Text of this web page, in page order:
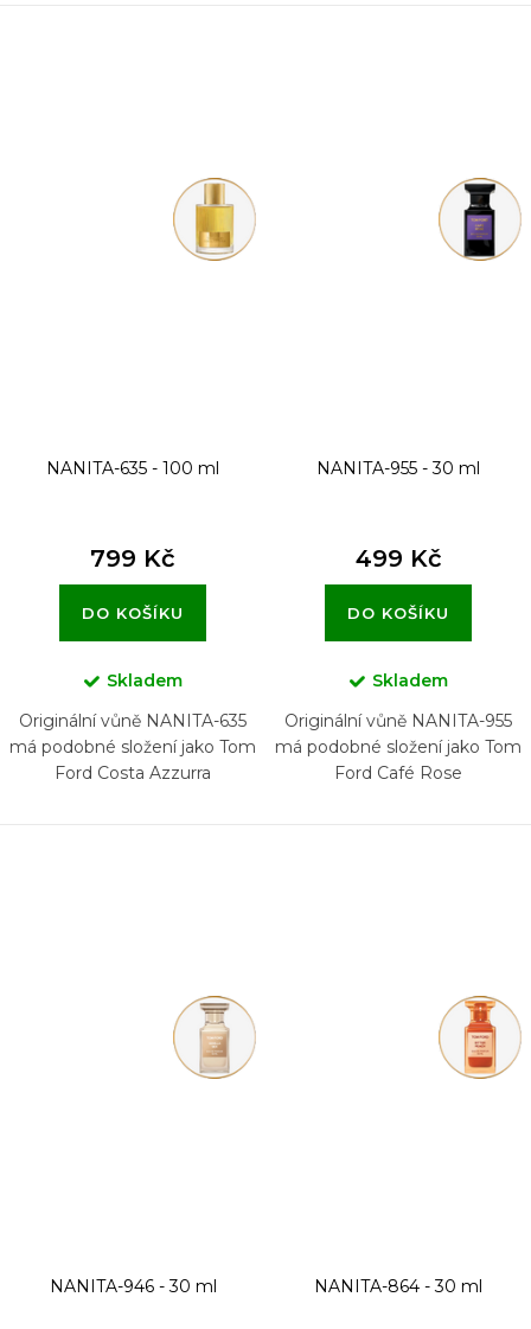
NANITA-635 - 100 ml
799 Kč
DO KOŠÍKU
Skladem
Originální vůně NANITA-635
má podobné složení jako Tom
Ford Costa Azzurra
NANITA-955 - 30 ml
499 Kč
DO KOŠÍKU
Skladem
Originální vůně NANITA-955
má podobné složení jako Tom
Ford Café Rose
NANITA-946 - 30 ml NANITA-864 - 30 ml